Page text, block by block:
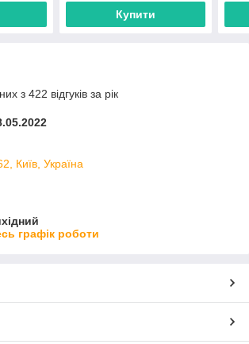
Купити
з 422 відгуків за рік
Київ, Україна
графік роботи